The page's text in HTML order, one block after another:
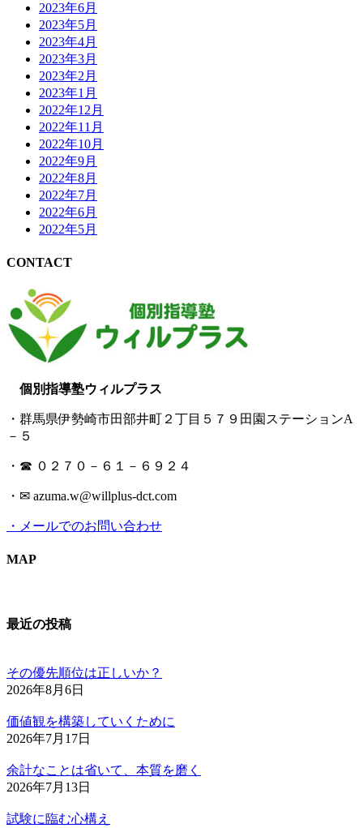
2023年6月
2023年5月
2023年4月
2023年3月
2023年2月
2023年1月
2022年12月
2022年11月
2022年10月
2022年9月
2022年8月
2022年7月
2022年6月
2022年5月
CONTACT
個別指導塾ウィルプラス
・群馬県伊勢崎市田部井町２丁目５７９田園ステーションA
－５
・☎ ０２７０－６１－６９２４
・✉ azuma.w@willplus-dct.com
・メールでのお問い合わせ
MAP
最近の投稿
その優先順位は正しいか？
2026年8月6日
価値観を構築していくために
2026年7月17日
余計なことは省いて、本質を磨く
2026年7月13日
試験に臨む心構え